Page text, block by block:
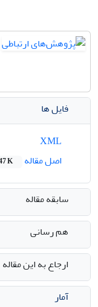
فایل ها
اصل مقاله
K
سابقه مقاله
هم رسانی
ارجاع به این مقاله
آمار